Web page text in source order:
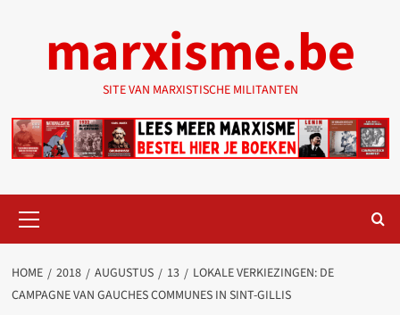
marxisme.be
SITE VAN MARXISTISCHE MILITANTEN
menu
HOME 2018 AUGUSTUS 13
LOKALE VERKIEZINGEN: DE
CAMPAGNE VAN GAUCHES COMMUNES IN SINT-GILLIS